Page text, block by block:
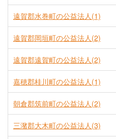
遠賀郡水巻町の公益法人(1)
遠賀郡岡垣町の公益法人(2)
遠賀郡遠賀町の公益法人(2)
嘉穂郡桂川町の公益法人(1)
朝倉郡筑前町の公益法人(2)
三潴郡大木町の公益法人(3)